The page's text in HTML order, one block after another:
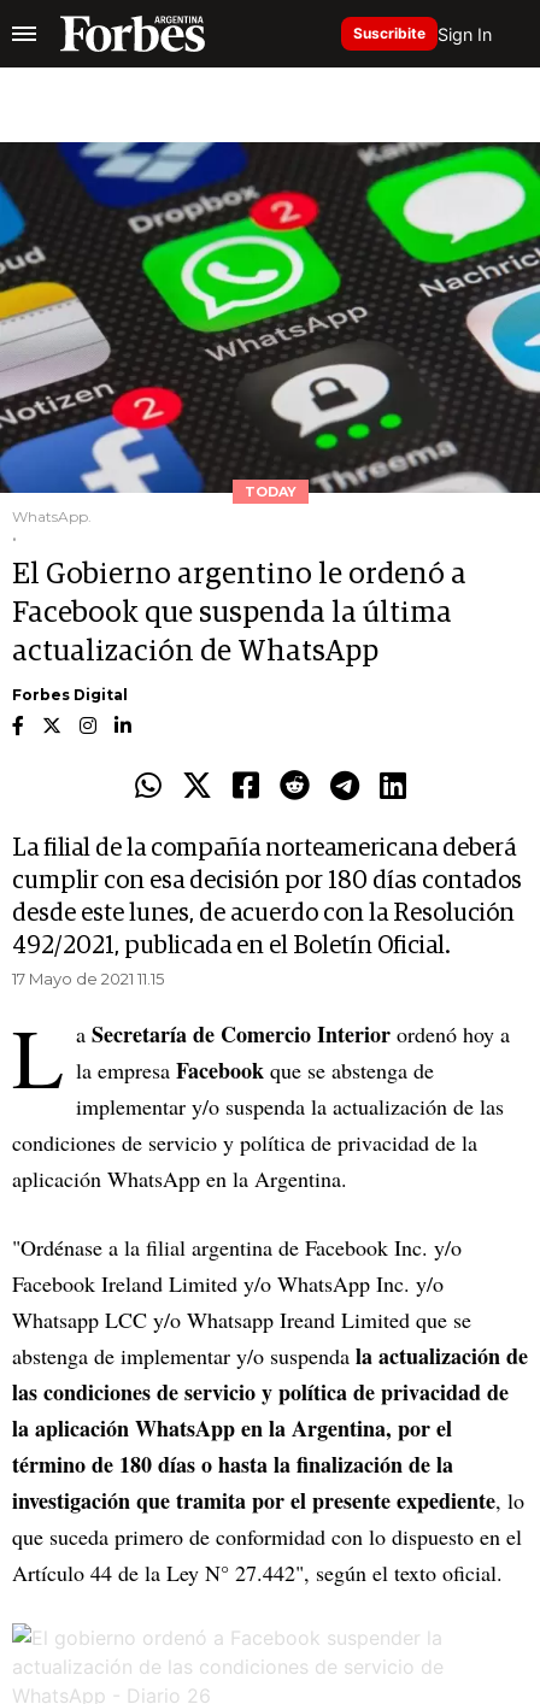
Suscribite Sign In
TODAY
WhatsApp.
.
El Gobierno argentino le ordenó a
Facebook que suspenda la última
actualización de WhatsApp
Forbes Digital
La filial de la compañía norteamericana deberá
cumplir con esa decisión por 180 días contados
desde este lunes, de acuerdo con la Resolución
492/2021, publicada en el Boletín Oficial.
17 Mayo de 2021 11.15
L a Secretaría de Comercio Interior ordenó hoy a
la empresa Facebook que se abstenga de
implementar y/o suspenda la actualización de las
condiciones de servicio y política de privacidad de la
aplicación WhatsApp en la Argentina.
"Ordénase a la filial argentina de Facebook Inc. y/o
Facebook Ireland Limited y/o WhatsApp Inc. y/o
Whatsapp LCC y/o Whatsapp Ireand Limited que se
abstenga de implementar y/o suspenda la actualización de
las condiciones de servicio y política de privacidad de
la aplicación WhatsApp en la Argentina, por el
término de 180 días o hasta la finalización de la
investigación que tramita por el presente expediente, lo
que suceda primero de conformidad con lo dispuesto en el
Artículo 44 de la Ley N° 27.442", según el texto oficial.